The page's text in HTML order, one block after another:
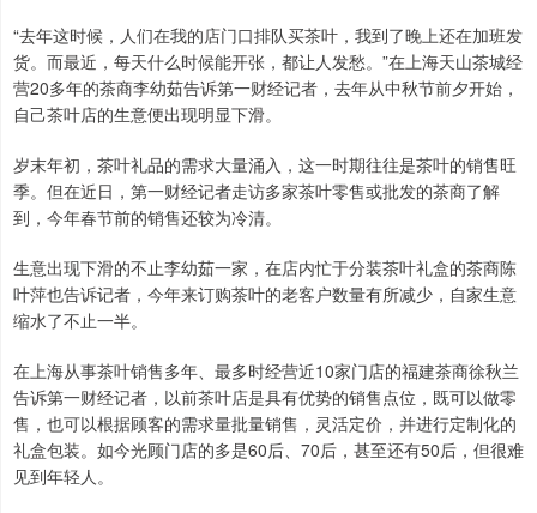
“去年这时候，人们在我的店门口排队买茶叶，我到了晚上还在加班发
货。而最近，每天什么时候能开张，都让人发愁。”在上海天山茶城经
营20多年的茶商李幼茹告诉第一财经记者，去年从中秋节前夕开始，
自己茶叶店的生意便出现明显下滑。
岁末年初，茶叶礼品的需求大量涌入，这一时期往往是茶叶的销售旺
季。但在近日，第一财经记者走访多家茶叶零售或批发的茶商了解
到，今年春节前的销售还较为冷清。
生意出现下滑的不止李幼茹一家，在店内忙于分装茶叶礼盒的茶商陈
叶萍也告诉记者，今年来订购茶叶的老客户数量有所减少，自家生意
缩水了不止一半。
在上海从事茶叶销售多年、最多时经营近10家门店的福建茶商徐秋兰
告诉第一财经记者，以前茶叶店是具有优势的销售点位，既可以做零
售，也可以根据顾客的需求量批量销售，灵活定价，并进行定制化的
礼盒包装。如今光顾门店的多是60后、70后，甚至还有50后，但很难
见到年轻人。